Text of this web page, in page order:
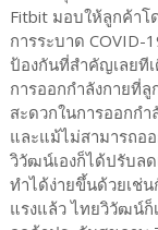
Fitbit มอบให้ลูกค้าโ
การระบาด COVID-
ป้องกันที่สำคัญเลยที
การออกกำลังกายที่
สะดวกในการออกกำ
และแม้ไม่สามารถอ
วิวัฒน์เองก็ได้ปรับล
ทำได้ง่ายขึ้นด้วยเช่
แรงแล้ว ไทยวิวัฒน์